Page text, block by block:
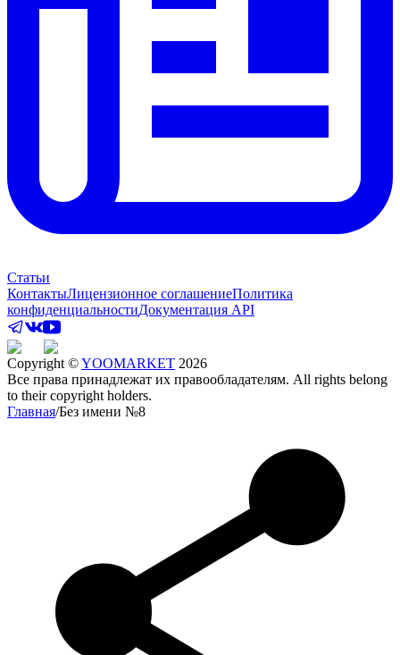
Статьи
КонтактыЛицензионное соглашениеПолитика
конфиденциальностиДокументация API
Copyright ©YOOMARKET 2026
Все права принадлежат их правообладателям. All rights belong
to their copyright holders.
Главная/Без имени №8